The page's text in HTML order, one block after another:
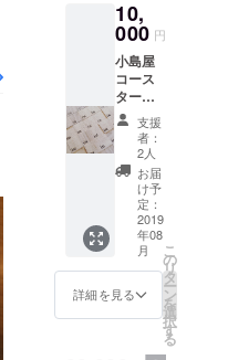
10,
000 円
小島屋
コース
ター２
枚 ※送
料込・
保証付
支援
者：
2人
お届
け予
定：
2019
年08
月
詳細を見る
こ
の
リ
タ
ー
ン
を
選
択
す
る